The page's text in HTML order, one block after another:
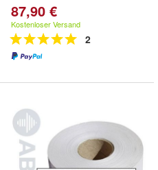
87,90 €
Kostenloser Versand
2